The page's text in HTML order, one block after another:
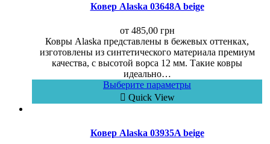
Ковер Alaska 03648A beige
от 485,00 грн
Ковры Alaska представлены в бежевых оттенках,
изготовлены из синтетического материала премиум
качества, с высотой ворса 12 мм. Такие ковры
идеально…
Выберите параметры
Quick View
Ковер Alaska 03935A beige